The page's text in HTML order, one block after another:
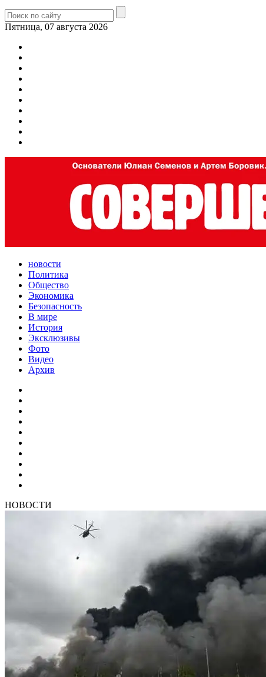
Пятница, 07 августа 2026
новости
Политика
Общество
Экономика
Безопасность
В мире
История
Эксклюзивы
Фото
Видео
Архив
НОВОСТИ